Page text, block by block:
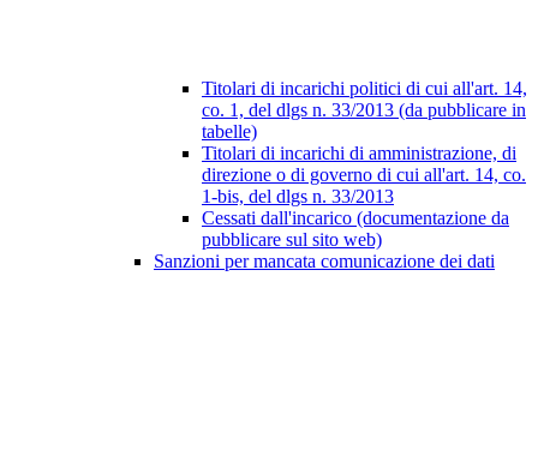
Titolari di incarichi politici di cui all'art. 14,
co. 1, del dlgs n. 33/2013 (da pubblicare in
tabelle)
Titolari di incarichi di amministrazione, di
direzione o di governo di cui all'art. 14, co.
1-bis, del dlgs n. 33/2013
Cessati dall'incarico (documentazione da
pubblicare sul sito web)
Sanzioni per mancata comunicazione dei dati